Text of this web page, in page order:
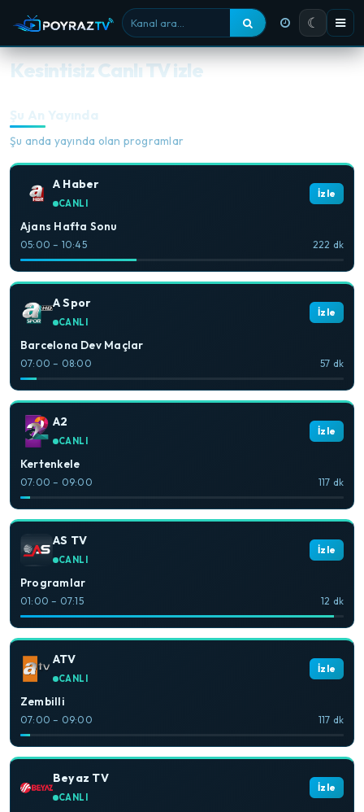
Kanal ara ☾
Kesintisiz Canlı TV izle
Şu An Yayında
Şu anda yayında olan programlar
A Haber
CANLI
İzle
Ajans Hafta Sonu
05:00 – 10:45 222 dk
A Spor
CANLI
İzle
Barcelona Dev Maçlar
07:00 – 08:00 57 dk
A2
CANLI
İzle
Kertenkele
07:00 – 09:00 117 dk
AS TV
CANLI
İzle
Programlar
01:00 – 07:15 12 dk
ATV
CANLI
İzle
Zembilli
07:00 – 09:00 117 dk
Beyaz TV
CANLI
İzle